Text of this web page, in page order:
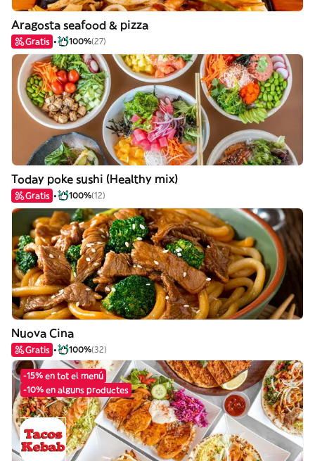
Aragosta seafood & pizza
Gratis 100%(27)
Today poke sushi (Healthy mix)
Gratis 100%(12)
Nuova Cina
Gratis 100%(32)
-15% en tot el menú
-10% en alguns productes